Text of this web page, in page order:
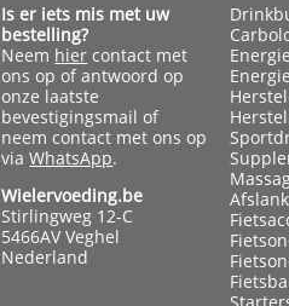
Is er iets mis met uw
bestelling?
Neem hier contact met
ons op of antwoord op
onze laatste
bevestigingsmail of
neem contact met ons op
viaWhatsApp.
Wielervoeding.be
Stirlingweg 12-C
5466AV Veghel
Nederland